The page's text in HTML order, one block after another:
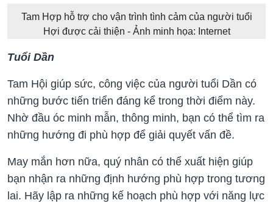
Tam Hợp hỗ trợ cho vận trình tình cảm của người tuổi
Hợi được cải thiện - Ảnh minh họa: Internet
Tuổi Dần
Tam Hội giúp sức, công việc của người tuổi Dần có
những bước tiến triển đáng kể trong thời điểm này.
Nhờ đầu óc minh mẫn, thông minh, bạn có thể tìm ra
những hướng đi phù hợp để giải quyết vấn đề.
May mắn hơn nữa, quý nhân có thể xuất hiện giúp
bạn nhận ra những định hướng phù hợp trong tương
lai. Hãy lập ra những kế hoạch phù hợp với năng lực